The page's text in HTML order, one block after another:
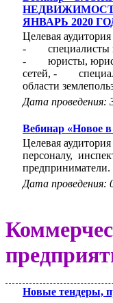
ЯНВАРЬ 2020
Целевая
- специалисты
- юристы, юристы
сетей, -
области
Дата проведения:
Вебинар «Новое в
Целевая
персоналу,
предприниматели.
Дата проведения:
Новые тендеры,